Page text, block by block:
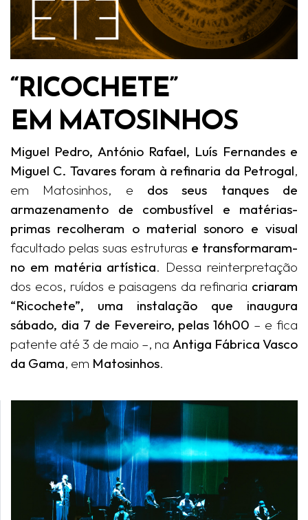
“RICOCHETE”
EM MATOSINHOS
Miguel Pedro, António Rafael, Luís Fernandes e
Miguel C. Tavares foram à refinaria da Petrogal,
em Matosinhos, e dos seus tanques de
armazenamento de combustível e matérias-
primas recolheram o material sonoro e visual
facultado pelas suas estruturas e transformaram-
no em matéria artística. Dessa reinterpretação
dos ecos, ruídos e paisagens da refinaria criaram
“Ricochete”, uma instalação que inaugura
sábado, dia 7 de Fevereiro, pelas 16h00 – e fica
patente até 3 de maio –, na Antiga Fábrica Vasco
da Gama, em Matosinhos.